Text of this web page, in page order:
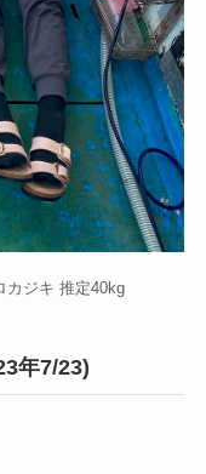
カジキ 推定40kg
年7/23)